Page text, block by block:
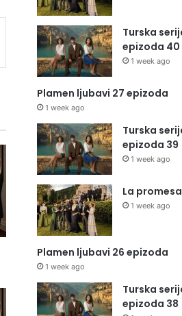
Turska
epizoda 40
1 week ago
Plamen ljubavi 27 epizoda
1 week ago
Turska
epizoda 39
1 week ago
La
1 week ago
Plamen ljubavi 26 epizoda
1 week ago
Turska
epizoda 38